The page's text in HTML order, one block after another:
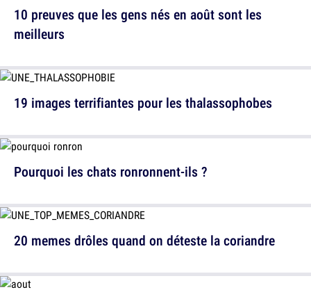
10 preuves que les gens nés en août sont les
meilleurs
Pourquoi les chats ronronnent-ils ?
19 images terrifiantes pour les thalassophobes
20 memes drôles quand on déteste la coriandre